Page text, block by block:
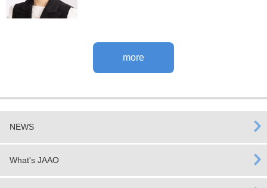
more
NEWS
What's JAAO